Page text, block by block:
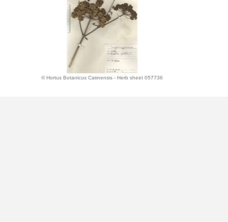
© Hortus Botanicus Catinensis - Herb sheet 057736